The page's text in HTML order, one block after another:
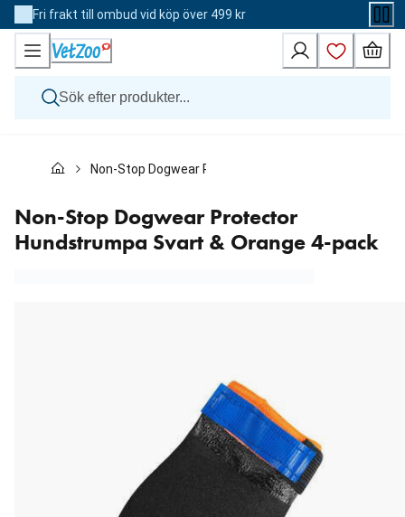
Skip
to
Content
Fri frakt till ombud vid köp över 499 kr
Katt
Veterinärfoder
Varumärken
Nyheter
Non-Stop Dogwear Protector Hundstrumpa Svart &
Non-Stop Dogwear Protector
Hundstrumpa Svart & Orange 4-pack